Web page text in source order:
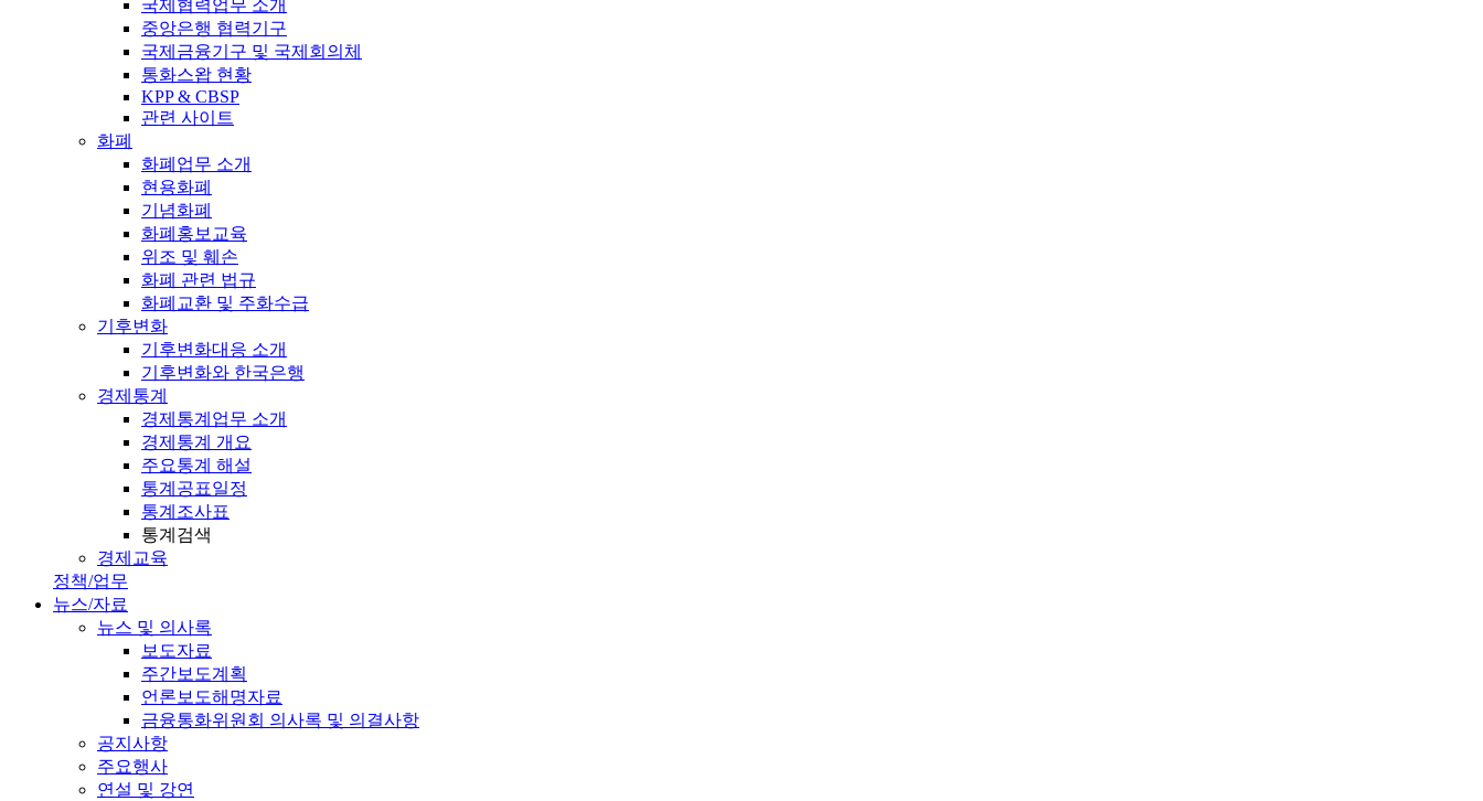
국제협력업무 소개
중앙은행 협력기구
국제금융기구 및 국제회의체
통화스왑 현황
KPP & CBSP
관련 사이트
화폐
화폐업무 소개
현용화폐
기념화폐
화폐홍보교육
위조 및 훼손
화폐 관련 법규
화폐교환 및 주화수급
기후변화
기후변화대응 소개
기후변화와 한국은행
경제통계
경제통계업무 소개
경제통계 개요
주요통계 해설
통계공표일정
통계조사표
통계검색
경제교육
정책/업무
뉴스/자료
뉴스 및 의사록
보도자료
주간보도계획
언론보도해명자료
금융통화위원회 의사록 및 의결사항
공지사항
주요행사
연설 및 강연